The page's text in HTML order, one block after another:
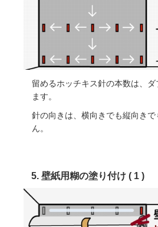
留めるホッチキス針の本数は、
ます。
針の向きは、横向きでも縦向き
ん。
5. 壁紙用糊の塗り付け ( 1 )